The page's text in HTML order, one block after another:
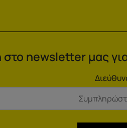
newsletter μας